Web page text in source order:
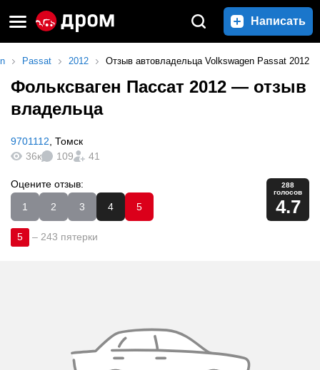
Написать
Passat 2012 Отзыв автовладельца Volkswagen Passat 2012
Фольксваген Пассат 2012 — отзыв
владельца
9701112 Томск
36к
109 41
Оцените отзыв:
1
2 3 4 5
288
голосов
4.7
5 – 243 пятерки